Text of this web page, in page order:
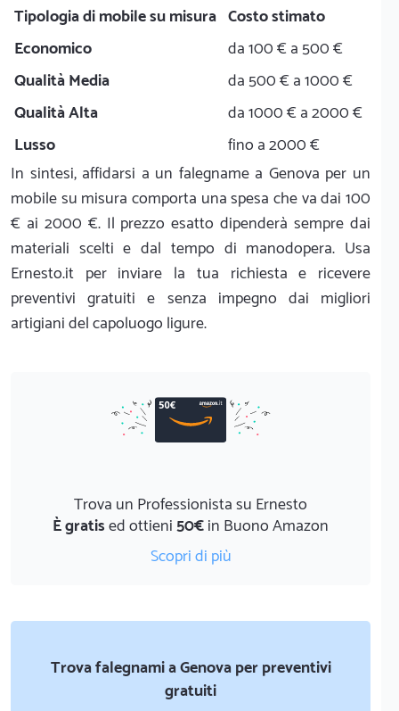
Tipologia di mobile su misura Costo stimato
Economico
da 100 € a 500 €
Qualità Media
da 500 € a 1000 €
Qualità Alta
da 1000 € a 2000 €
Lusso
fino a 2000 €
In sintesi, affidarsi a un falegname a Genova per un
mobile su misura comporta una spesa che va dai 100
€ ai 2000 €. Il prezzo esatto dipenderà sempre dai
materiali scelti e dal tempo di manodopera. Usa
Ernesto.it per inviare la tua richiesta e ricevere
preventivi gratuiti e senza impegno dai migliori
artigiani del capoluogo ligure.
Trova un Professionista su Ernesto
È gratised ottieni50€in Buono Amazon
Scopri di più
Trova falegnami a Genova per preventivi
gratuiti